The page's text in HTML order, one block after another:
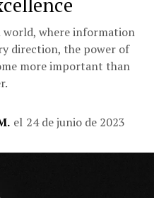
world, where information
direction, the power of
more important than
el 24 de junio de 2023